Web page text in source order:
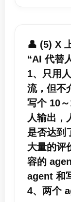
👤 (5) X
“AI 代替
1、只用
流，但不
写个 10
人输出，
是否达到
大量的评
容的
agent 和
4、两个